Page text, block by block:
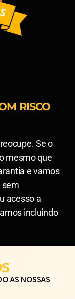
RISCO
Se o
mesmo que
e vamos
sem
acesso a
incluindo
AS NOSSAS